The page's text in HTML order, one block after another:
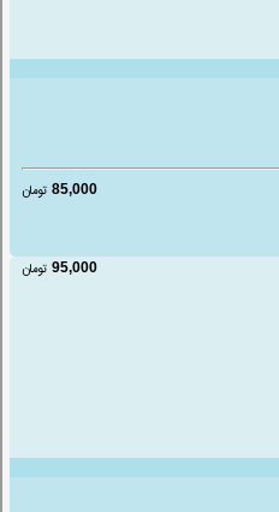
85,000 تومان
95,000 تومان